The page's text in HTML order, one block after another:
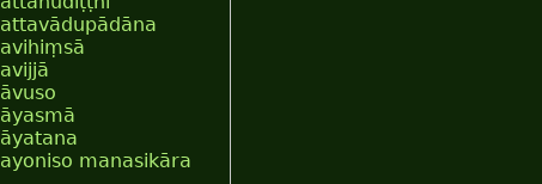
attavādupādāna
avihiṃsā
avijjā
āvuso
āyasmā
āyatana
ayoniso manasikāra